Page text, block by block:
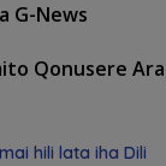
G-News
Qonusere
hili lata iha Dili